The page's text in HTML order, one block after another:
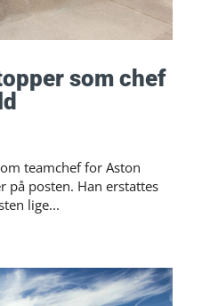
som chef
teamchef for Aston
på posten. Han erstattes
lige...